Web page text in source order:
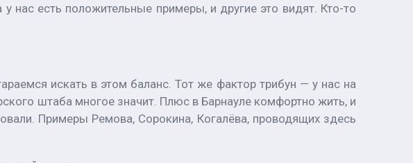
нас есть положительные примеры, и другие это видят. Кто-то
искать в этом баланс. Тот же фактор трибун — у нас на
штаба многое значит. Плюс в Барнауле комфортно жить, и
Примеры Ремова, Сорокина, Когалёва, проводящих здесь